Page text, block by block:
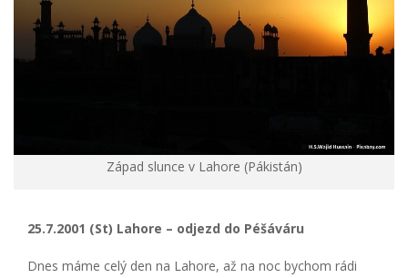
Západ slunce v Lahore (Pákistán)
25.7.2001 (St) Lahore – odjezd do Péšáváru
Dnes máme celý den na Lahore, až na noc bychom rádi